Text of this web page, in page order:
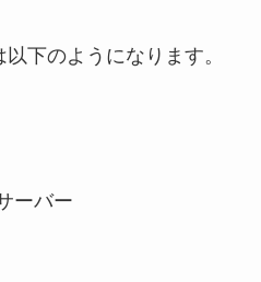
下のようになります。
ーバー